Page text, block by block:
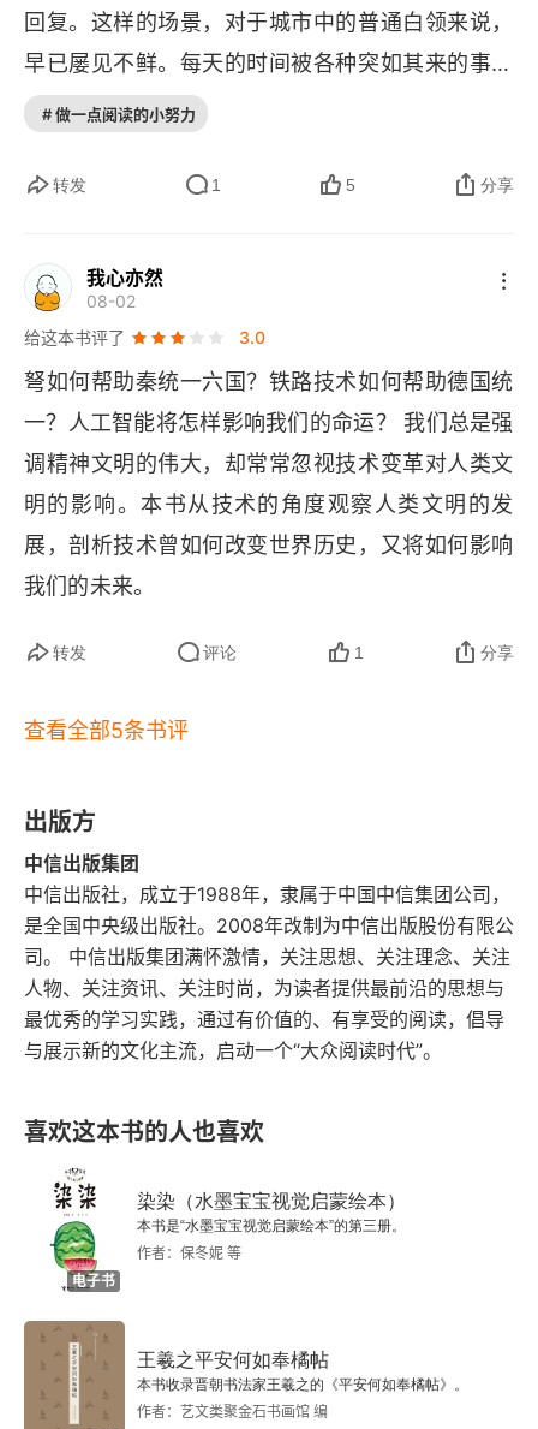
10. 消费拉动与生产驱动
第三章 始技术阶段
1. 技术的融合
3. 新动力源
4. 树干、木板和圆材
5. 透过明亮的玻璃
6. 玻璃与自我
7. 基本发明
8. 弱点与优势
第四章 古技术阶段
3. 煤炭资本主义
4. 蒸汽机
5. 血与铁
6. 对环境的破坏
7. 工人的潦倒
10. 生存竞争
11. 阶级与民族
12. 混乱帝国
13. 动力与时间
预测性，也可能导致人的异化、权力的集中和社会
不平等。巨机器体系造成了一种 “无目的物质至上
主义”。在机器社会里，普通人的精神是什么状态
更多、更丰富的物质，认为生活的幸福与拥有的汽
不再追求满足基本物质需求，⽽是无限拥有奢侈
品。芒福德观察说，机器体系带来的这种想法不再
个阶层之中。这带来的显著的风险就是：无目的物
质至上主义导致社会上充斥着大量琐碎的物质产
品。在一个社会中，有些人身体不舒服需要拐杖，
这很正常。但如果认为一个需要拐杖的社会比一个
健康社会更好，那就是匪夷所思的。那如何在机器
社会中保持平衡呢，按照人文主义者倡导就是：回
归自然、回归土地，他们的尝试为技术的突进提供
踩刹车的目的并不是阻止前行，而是提供必要的阻
他们只是更习惯从更久的过去和更远的未来审视当
下生活。
回复。这样的场景，对于城市中的普通白领来说，
早已屡见不鲜。每天的时间被各种突如其来的事务
打断，切割成无数零碎的片段，让人在不知不觉中
惊，更不用说进行连续深入的思考了。这个现代场
了便利生活，但最终却发现自己被技术无情地改变
甚至主宰。早在芒福德撰写《技术与文明》的那个
年代，虽然手机、网络等现代通讯工具还未出现，
但他已经深刻地把握到了时代的变迁和文化的走
向。他指出，以电话为代表的即时交流往往带有狭
隘和琐碎的特性，使得个人的精力和注意力不再由
自己控制，而是时常受到陌生人自私的打扰或支
配。这种实时通信造成的时间断断续续和频繁打
扰，让人们接受的外界信息异常强烈，远远超过了
他们的处理能力，导致人的内心越来越弱，只能被
感慨万分。如果不了解本书原著出版于 1934 年，
并未受到时间的冲刷。他对技术与文明关系的思
考，中国人近年来才逐渐能够体会。如果此书早二
三十年引进，国人或许还难以深切地理解。贯穿全
书的是一种对工业文明的深刻反省。作者认为，虽
然人类发明了机器，带来了一定程度的社会进步，
但这并不仅仅是文明进步那么简单。技术其实是一
甚至强制了人类自己。从一开始，与其说是人让机
器为自己服务，不如说是人要去适应机器的抽象逻
辑。这种机器文明的序幕是一种机械的时间概念，
时间被精确地测定到秒，人的生活步调也受到了时
钟滴答作响的节奏控制。在追求数量的机器文明
中，人们狂热地追求着巨大的规模，以至于机器成
为了一种宗教，无需证明其有用与否。这种理念的
最好体现就是一种顽强乐观的 “进步” 信念，认为人
# 做一点阅读的小努力
转发 1 5 分享
我心亦然
08-02
给这本书评了
3.0
弩如何帮助秦统一六国？铁路技术如何帮助德国统
一？人工智能将怎样影响我们的命运？ 我们总是强
调精神文明的伟大，却常常忽视技术变革对人类文
明的影响。本书从技术的角度观察人类文明的发
展，剖析技术曾如何改变世界历史，又将如何影响
我们的未来。
转发 评论 1 分享
查看全部5条书评
出版方
中信出版集团
中信出版社，成立于1988年，隶属于中国中信集团公司，
是全国中央级出版社。2008年改制为中信出版股份有限公
司。 中信出版集团满怀激情，关注思想、关注理念、关注
人物、关注资讯、关注时尚，为读者提供最前沿的思想与
最优秀的学习实践，通过有价值的、有享受的阅读，倡导
与展示新的文化主流，启动一个“大众阅读时代”。
喜欢这本书的人也喜欢
电子书
染染（水墨宝宝视觉启蒙绘本）
本书是“水墨宝宝视觉启蒙绘本”的第三册。
作者：保冬妮 等
王羲之平安何如奉橘帖
本书收录晋朝书法家王羲之的《平安何如奉橘帖》。
作者：艺文类聚金石书画馆 编